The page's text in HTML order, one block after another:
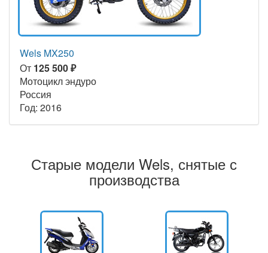
Wels MX250
От 125 500 ₽
Мотоцикл эндуро
Россия
Год: 2016
Старые модели Wels, снятые с
производства